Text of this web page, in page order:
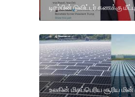
டிரம்பின் டுவிட்டர் கணக்கு மீட்பு
உலகின் மிகப்பெரிய சூரிய